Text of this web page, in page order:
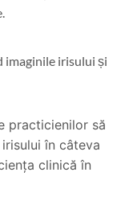
imaginile irisului și
practicienilor să
în câteva
clinică în